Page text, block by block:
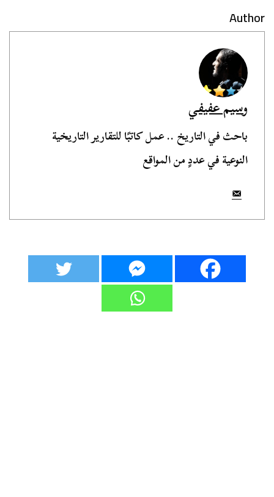
Author
وسيم عفيفي
باحث في التاريخ .. عمل كاتبًا للتقارير التاريخية
النوعية في عددٍ من المواقع